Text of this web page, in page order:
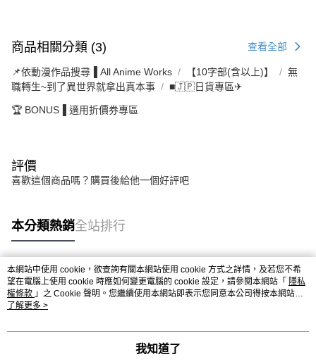
商品相關分類 (3) 查看全部
📌依動漫作品搜尋▐ All Anime Works 【10字部(含以上)】
無
職轉生~到了異世界就拿出真本事
■🇯🇵日貨專區✈
🏆 BONUS▐ 適用折價券專區
評價
喜歡這個商品嗎？購買後給他一個好評吧
本分類熱銷全站排行
熱門標籤
本網站中使用 cookie，欲查詢有關本網站使用 cookie 方式之詳情，及若您不希
望在電腦上使用 cookie 時應如何變更電腦的 cookie 設定，請參閱本網站「 隱私
權條款 」之 Cookie 聲明。您繼續使用本網站即表示您同意本公司得按本網站使
用條款之 Cookie 聲明使用 cookie。
了解更多 >
我知道了